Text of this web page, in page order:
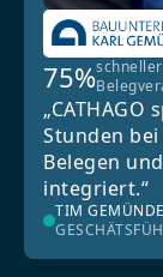
75%
Stunden
Belegen
integriert.“
TIM